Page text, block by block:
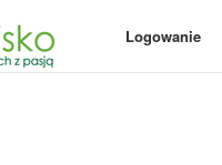
Logowanie